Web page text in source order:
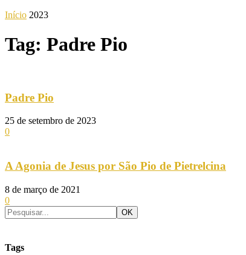
Início 2023
Tag: Padre Pio
Padre Pio
25 de setembro de 2023
0
A Agonia de Jesus por São Pio de Pietrelcina
8 de março de 2021
0
Tags